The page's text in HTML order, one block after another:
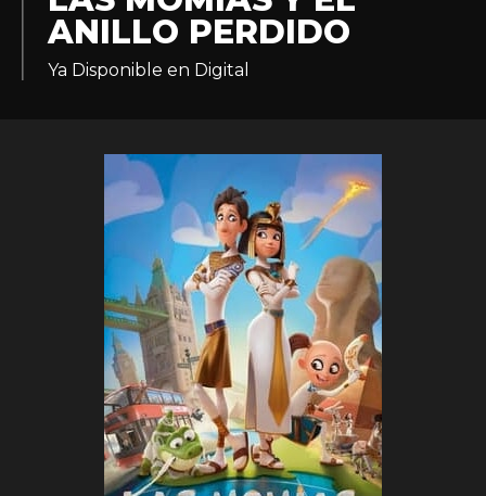
Experiencias
ANILLO PERDIDO
Ya Disponible en Digital